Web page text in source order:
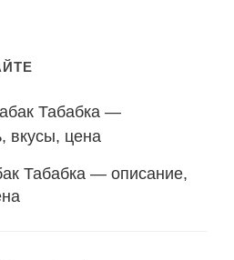
Табабка — описание,